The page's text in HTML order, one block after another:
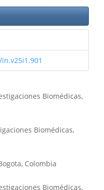
Biomédicas,
Biomédicas,
Colombia
Biomédicas,